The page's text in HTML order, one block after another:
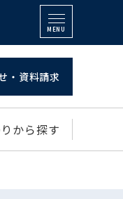
MENU
・資料請求
から探す